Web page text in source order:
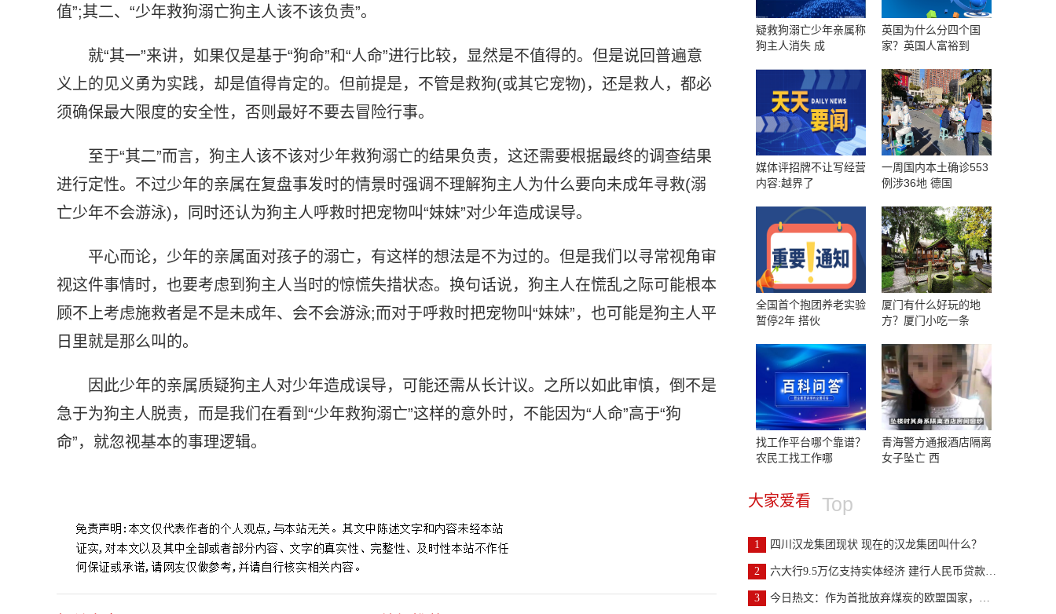
值”;其二、“少年救狗溺亡狗主人该不该负责”。
就“其一”来讲，如果仅是基于“狗命”和“人命”进行比较，显然是不值得的。但是说回普遍意
义上的见义勇为实践，却是值得肯定的。但前提是，不管是救狗(或其它宠物)，还是救人，都必
须确保最大限度的安全性，否则最好不要去冒险行事。
至于“其二”而言，狗主人该不该对少年救狗溺亡的结果负责，这还需要根据最终的调查结果
进行定性。不过少年的亲属在复盘事发时的情景时强调不理解狗主人为什么要向未成年寻救(溺
亡少年不会游泳)，同时还认为狗主人呼救时把宠物叫“妹妹”对少年造成误导。
平心而论，少年的亲属面对孩子的溺亡，有这样的想法是不为过的。但是我们以寻常视角审
视这件事情时，也要考虑到狗主人当时的惊慌失措状态。换句话说，狗主人在慌乱之际可能根本
顾不上考虑施救者是不是未成年、会不会游泳;而对于呼救时把宠物叫“妹妹”，也可能是狗主人平
日里就是那么叫的。
因此少年的亲属质疑狗主人对少年造成误导，可能还需从长计议。之所以如此审慎，倒不是
急于为狗主人脱责，而是我们在看到“少年救狗溺亡”这样的意外时，不能因为“人命”高于“狗
命”，就忽视基本的事理逻辑。
疑救狗溺亡少年亲属称
狗主人消失 成
英国为什么分四个国
家？英国人富裕到
媒体评招牌不让写经营
内容:越界了
一周国内本土确诊553
例涉36地 德国
全国首个抱团养老实验
暂停2年 搭伙
厦门有什么好玩的地
方？厦门小吃一条
找工作平台哪个靠谱？
农民工找工作哪
青海警方通报酒店隔离
女子坠亡 西
大家爱看 Top
1 四川汉龙集团现状 现在的汉龙集团叫什么？
2 六大行9.5万亿支持实体经济 建行人民币贷款增加2.1
3 今日热文：作为首批放弃煤炭的欧盟国家，葡萄牙将在